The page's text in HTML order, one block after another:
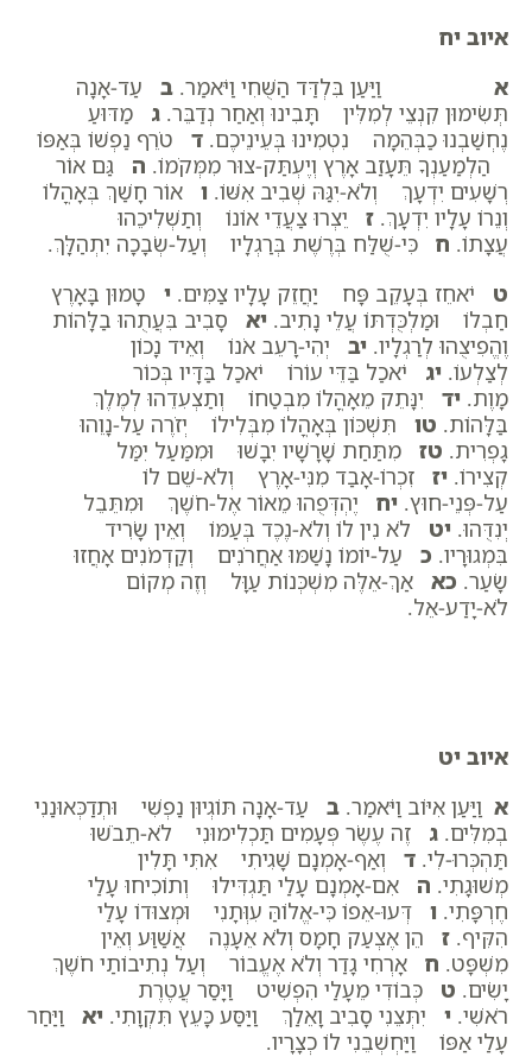
איוב יח
א וַיַּעַן בִּלְדַּד הַשֻּׁחִי וַיֹּאמַר. ב עַד-אָנָה
תְּשִׂימוּן קִנְצֵי לְמִלִּין תָּבִינוּ וְאַחַר נְדַבֵּר. ג מַדּוּעַ
נֶחְשַׁבְנוּ כַבְּהֵמָה נִטְמִינוּ בְּעֵינֵיכֶם. ד טֹרֵף נַפְשׁוֹ בְּאַפּוֹ
הַלְמַעַנְךָ תֵּעָזַב אָרֶץ וְיֶעְתַּק-צוּר מִמְּקֹמוֹ. ה גַּם אוֹר
רְשָׁעִים יִדְעָךְ וְלֹא-יִגַּהּ שְׁבִיב אִשּׁוֹ. ו אוֹר חָשַׁךְ בְּאָהֳלוֹ
וְנֵרוֹ עָלָיו יִדְעָךְ. ז יֵצְרוּ צַעֲדֵי אוֹנוֹ וְתַשְׁלִיכֵהוּ
עֲצָתוֹ. ח כִּי-שֻׁלַּח בְּרֶשֶׁת בְּרַגְלָיו וְעַל-שְׂבָכָה יִתְהַלָּךְ.
ט יֹאחֵז בְּעָקֵב פָּח יַחֲזֵק עָלָיו צַמִּים. י טָמוּן בָּאָרֶץ
חַבְלוֹ וּמַלְכֻּדְתּוֹ עֲלֵי נָתִיב. יא סָבִיב בִּעֲתֻהוּ בַלָּהוֹת
וֶהֱפִיצֻהוּ לְרַגְלָיו. יב יְהִי-רָעֵב אֹנוֹ וְאֵיד נָכוֹן
לְצַלְעוֹ. יג יֹאכַל בַּדֵּי עוֹרוֹ יֹאכַל בַּדָּיו בְּכוֹר
מָוֶת. יד יִנָּתֵק מֵאָהֳלוֹ מִבְטַחוֹ וְתַצְעִדֵהוּ לְמֶלֶךְ
בַּלָּהוֹת. טו תִּשְׁכּוֹן בְּאָהֳלוֹ מִבְּלִילוֹ יְזֹרֶה עַל-נָוֵהוּ
גָפְרִית. טז מִתַּחַת שָׁרָשָׁיו יִבָשׁוּ וּמִמַּעַל יִמַּל
קְצִירוֹ. יז זִכְרוֹ-אָבַד מִנִּי-אָרֶץ וְלֹא-שֵׁם לוֹ
עַל-פְּנֵי-חוּץ. יח יֶהְדְּפֻהוּ מֵאוֹר אֶל-חֹשֶׁךְ וּמִתֵּבֵל
יְנִדֻּהוּ. יט לֹא נִין לוֹ וְלֹא-נֶכֶד בְּעַמּוֹ וְאֵין שָׂרִיד
בִּמְגוּרָיו. כ עַל-יוֹמוֹ נָשַׁמּוּ אַחֲרֹנִים וְקַדְמֹנִים אָחֲזוּ
שָׂעַר. כא אַךְ-אֵלֶּה מִשְׁכְּנוֹת עַוָּל וְזֶה מְקוֹם
לֹא-יָדַע-אֵל.
איוב יט
א וַיַּעַן אִיּוֹב וַיֹּאמַר. ב עַד-אָנָה תּוֹגְיוּן נַפְשִׁי וּתְדַכְּאוּנַנִי
בְמִלִּים. ג זֶה עֶשֶׂר פְּעָמִים תַּכְלִימוּנִי לֹא-תֵבֹשׁוּ
תַּהְכְּרוּ-לִי. ד וְאַף-אָמְנָם שָׁגִיתִי אִתִּי תָּלִין
מְשׁוּגָתִי. ה אִם-אָמְנָם עָלַי תַּגְדִּילוּ וְתוֹכִיחוּ עָלַי
חֶרְפָּתִי. ו דְּעוּ-אֵפוֹ כִּי-אֱלוֹהַּ עִוְּתָנִי וּמְצוּדוֹ עָלַי
הִקִּיף. ז הֵן אֶצְעַק חָמָס וְלֹא אֵעָנֶה אֲשַׁוַּע וְאֵין
מִשְׁפָּט. ח אָרְחִי גָדַר וְלֹא אֶעֱבוֹר וְעַל נְתִיבוֹתַי חֹשֶׁךְ
יָשִׂים. ט כְּבוֹדִי מֵעָלַי הִפְשִׁיט וַיָּסַר עֲטֶרֶת
רֹאשִׁי. י יִתְּצֵנִי סָבִיב וָאֵלַךְ וַיַּסַּע כָּעֵץ תִּקְוָתִי. יא וַיַּחַר
עָלַי אַפּוֹ וַיַּחְשְׁבֵנִי לוֹ כְצָרָיו.